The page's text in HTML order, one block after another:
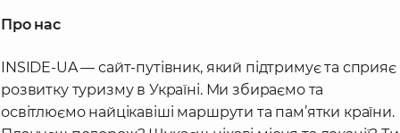
має кілька вершин, дуже популярних серед
туристів, і сюди водять навіть дитячі групи –
мова про гори Синяк та Хом'як. До цих вершин є
Про нас
INSIDE-UA — сайт-путівник, який підтримує та сприяє
розвитку туризму в Україні. Ми збираємо та
освітлюємо найцікавіші маршрути та пам’ятки країни.